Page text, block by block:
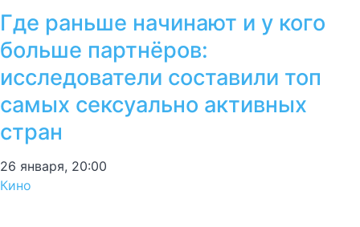
Где раньше начинают и у кого
больше партнёров:
исследователи составили топ
самых сексуально активных
стран
26 января, 20:00
Кино